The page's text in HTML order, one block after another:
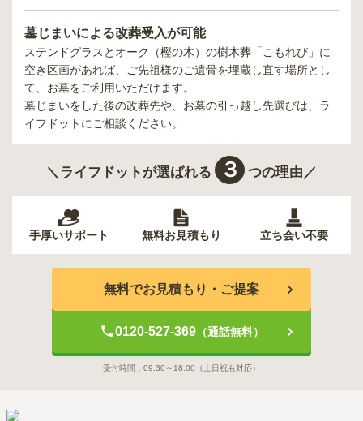
墓じまいによる改葬受入が可能
ステンドグラスとオーク（樫の木）の樹木葬「こもれび」 に
空き区画があれば、ご先祖様のご遺骨を埋蔵し直す場所とし
て、お墓をご利用いただけます。
墓じまいをした後の改葬先や、お墓の引っ越し先選びは、ラ
イフドットにご相談ください。
＼ライフドットが選ばれる ３ つの理由／
手厚いサポート 無料お見積もり 立ち会い不要
無料でお見積もり・ご提案
0120-527-369（通話無料）
受付時間： 09:30～18:00 （土日祝も対応）